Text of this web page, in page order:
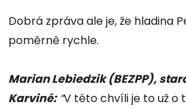
Dobrá zpráva ale je, že hladina
poměrně rychle.
Marian Lebiedzik (BEZPP),
Karviné:“V této chvíli je to už o